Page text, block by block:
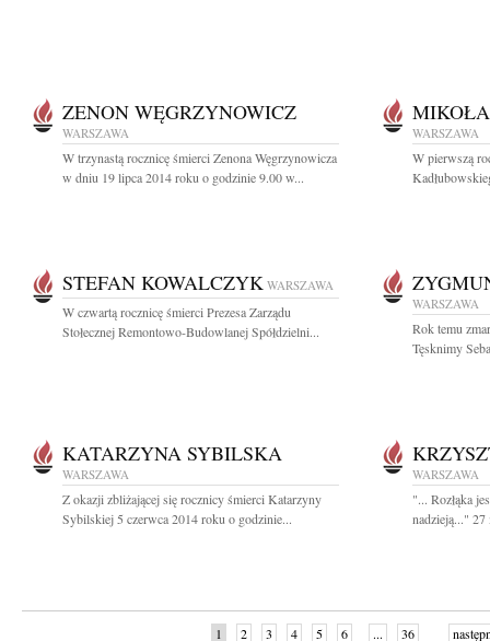
ZENON WĘGRZYNOWICZ
WARSZAWA
W trzynastą rocznicę śmierci Zenona Węgrzynowicza
w dniu 19 lipca 2014 roku o godzinie 9.00 w...
WARSZAWA
W pierwszą
STEFAN KOWALCZYK WARSZAWA
W czwartą rocznicę śmierci Prezesa Zarządu
Stołecznej Remontowo-Budowlanej Spółdzielni...
WARSZAWA
Rok temu
Tęsknimy
KATARZYNA SYBILSKA
WARSZAWA
Z okazji zbliżającej się rocznicy śmierci Katarzyny
Sybilskiej 5 czerwca 2014 roku o godzinie...
WARSZAWA
"... Rozłąka
nadzieją..." 27
1 2 3 4 5 6 ... 36